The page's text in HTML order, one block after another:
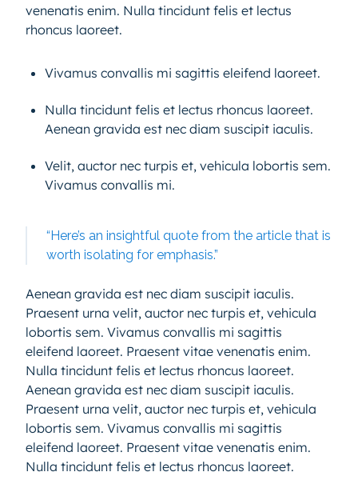
venenatis enim. Nulla tincidunt felis et lectus
rhoncus laoreet.
Vivamus convallis mi sagittis eleifend laoreet.
Nulla tincidunt felis et lectus rhoncus laoreet.
Aenean gravida est nec diam suscipit iaculis.
Velit, auctor nec turpis et, vehicula lobortis sem.
Vivamus convallis mi.
“Here’s an insightful quote from the article that is
worth isolating for emphasis.”
Aenean gravida est nec diam suscipit iaculis.
Praesent urna velit, auctor nec turpis et, vehicula
lobortis sem. Vivamus convallis mi sagittis
eleifend laoreet. Praesent vitae venenatis enim.
Nulla tincidunt felis et lectus rhoncus laoreet.
Aenean gravida est nec diam suscipit iaculis.
Praesent urna velit, auctor nec turpis et, vehicula
lobortis sem. Vivamus convallis mi sagittis
eleifend laoreet. Praesent vitae venenatis enim.
Nulla tincidunt felis et lectus rhoncus laoreet.